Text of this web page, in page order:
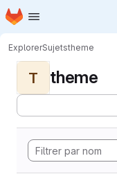
Passer au contenu principal
Page d'accueil
ExplorerSujetstheme
T theme